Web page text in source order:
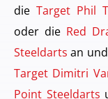
die Target Phil
oder die Red
Steeldarts an
Target Dimitri
Point Steeldarts